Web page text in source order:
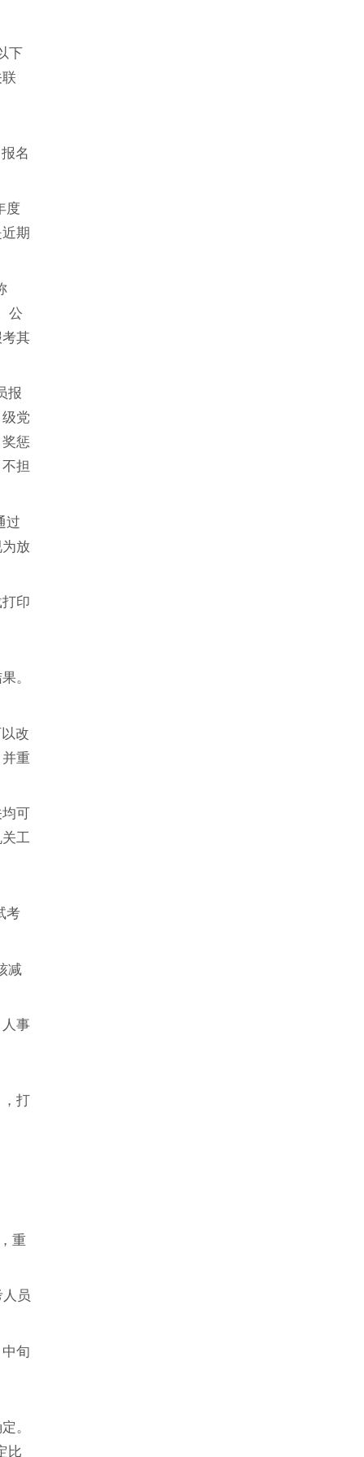
下
名
度
期
公
其
报
党
惩
担
过
放
印
。
改
重
可
工
考
减
事
打
重
员
旬
。
比